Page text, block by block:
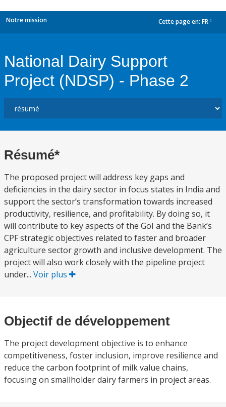
Notre mission Cette page en: FR
National Dairy Support
Project (NDSP) - Phase 2
Résumé*
The proposed project will address key gaps and
deficiencies in the dairy sector in focus states in India and
support the sector’s transformation towards increased
productivity, resilience, and profitability. By doing so, it
will contribute to key aspects of the GoI and the Bank’s
CPF strategic objectives related to faster and broader
agriculture sector growth and inclusive development. The
project will also work closely with the pipeline project
under... Voir plus
Objectif de développement
The project development objective is to enhance
competitiveness, foster inclusion, improve resilience and
reduce the carbon footprint of milk value chains,
focusing on smallholder dairy farmers in project areas.